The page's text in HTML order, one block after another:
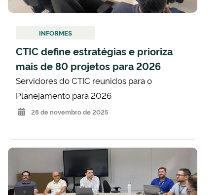
INFORMES
CTIC define estratégias e prioriza
mais de 80 projetos para 2026
Servidores do CTIC reunidos para o
Planejamento para 2026
28 de novembro de 2025